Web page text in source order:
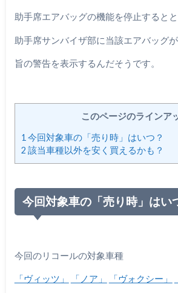
助手席エアバッグの機能を停止するとと
助手席サンバイザ部に当該エアバッグ
旨の警告を表示するんだそうです。
このページのラインア
1今回対象車の「売り時」はいつ？
2 該当車種以外を安く買えるかも？
今回対象車の「売り時」はい
今回のリコールの対象車種
「ヴィッツ」 「ノア」 「ヴォクシー」